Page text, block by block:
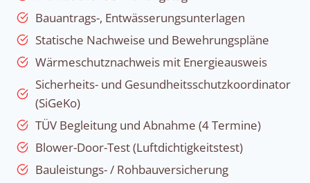
Bauantrags-, Entwässerungsunterlagen
Statische Nachweise und Bewehrungspläne
Wärmeschutznachweis mit Energieausweis
Sicherheits- und Gesundheitsschutzkoordinator
(SiGeKo)
TÜV Begleitung und Abnahme (4 Termine)
Blower-Door-Test (Luftdichtigkeitstest)
Bauleistungs- / Rohbauversicherung